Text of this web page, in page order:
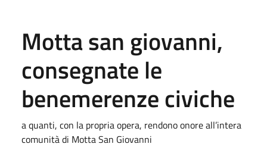
Motta san giovanni,
consegnate le
benemerenze civiche
a quanti, con la propria opera, rendono onore all’intera
comunità di Motta San Giovanni